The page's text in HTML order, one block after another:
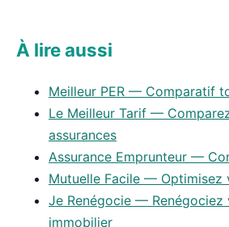
À lire aussi
Meilleur PER — Comparatif
Le Meilleur Tarif —
assurances
Assurance Emprunteur —
Mutuelle Facile — Optimisez
Je Renégocie — Renégociez
immobilier